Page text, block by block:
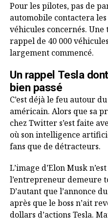
Pour les pilotes, pas de
automobile contactera
véhicules concernés.
rappel de 40 000
largement commencé.
Un rappel Tesla
bien passé
C’est déjà le feu autour
américain. Alors que sa
chez Twitter s’est faite
où son intelligence
fans que de détracteurs.
L’image d’Elon Musk
l’entrepreneur demeure
D’autant que l’annonce
après que le boss n’ait
dollars d’actions Tesla.